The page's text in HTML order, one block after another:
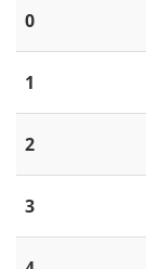
0
1
2
3